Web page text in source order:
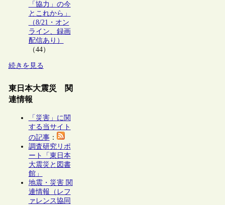
「協力」の今
とこれから」
（8/21・オン
ライン、録画
配信あり）
（44）
続きを見る
東日本大震災 関
連情報
「災害」に関
する当サイト
の記事：
調査研究リポ
ート「東日本
大震災と図書
館」
地震・災害 関
連情報（レフ
ァレンス協同